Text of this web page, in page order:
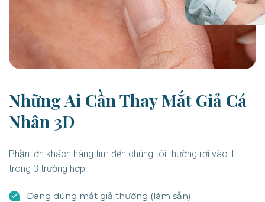
Những Ai Cần Thay Mắt Giả Cá
Nhân 3D
Phần lớn khách hàng tìm đến chúng tôi thường rơi vào 1
trong 3 trường hợp:
Đang dùng mắt giả thường (làm sẵn)